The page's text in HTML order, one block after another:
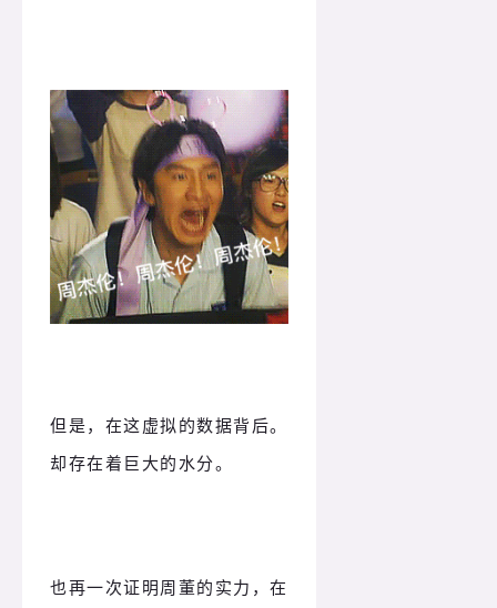
但是，在这虚拟的数据背后。
却存在着巨大的水分。
也再一次证明周董的实力，在